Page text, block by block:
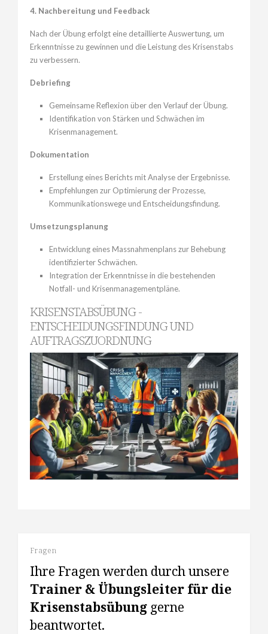
4. Nachbereitung und Feedback
Nach der Übung erfolgt eine detaillierte Auswertung, um
Erkenntnisse zu gewinnen und die Leistung des Krisenstabs
zu verbessern.
Debriefing
Gemeinsame Reflexion über den Verlauf der Übung.
Identifikation von Stärken und Schwächen im
Krisenmanagement.
Dokumentation
Erstellung eines Berichts mit Analyse der Ergebnisse.
Empfehlungen zur Optimierung der Prozesse,
Kommunikationswege und Entscheidungsfindung.
Umsetzungsplanung
Entwicklung eines Massnahmenplans zur Behebung
identifizierter Schwächen.
Integration der Erkenntnisse in die bestehenden
Notfall- und Krisenmanagementpläne.
KRISENSTABSÜBUNG -
ENTSCHEIDUNGSFINDUNG UND
AUFTRAGSZUORDNUNG
Fragen
Ihre Fragen werden durch unsere
Trainer & Übungsleiter für die
Krisenstabsübung gerne
beantwortet.